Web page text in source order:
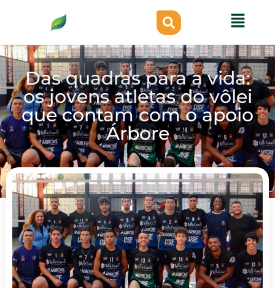
Das quadras para a vida:
os jovens atletas do vôlei
que contam com o apoio
Árbore